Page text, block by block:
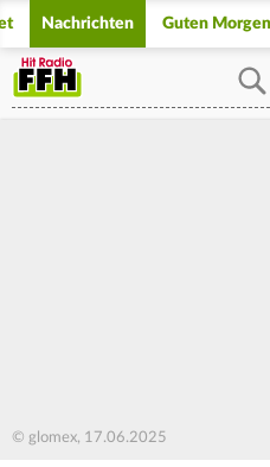
Nachrichten Guten
© glomex, 17.06.2025